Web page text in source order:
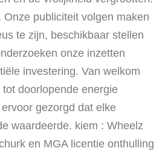
publiciteit volgen maken
te zijn, beschikbaar stellen
onze inzetten
investering. Van welkom
doorlopende energie
gezorgd dat elke
waardeerde. kiem : Wheelz
en MGA licentie onthulling